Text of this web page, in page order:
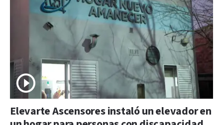
Elevarte Ascensores instaló un elevador en